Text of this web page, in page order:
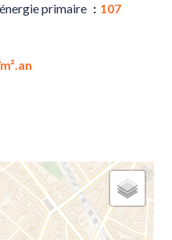
primaire
107